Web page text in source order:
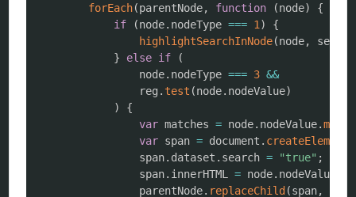
forEach(parentNode, function (node)
{
if
(node. nodeType === 1 )
{
highlightSearchInNode(node, search
}
else if
(
                node
. nodeType === 3 &&
                reg
. test (node. nodeValue)
)
{
var matches = node. nodeValue.match
var span = document . createElement
                span
. dataset . search = "true" ;
                span
. innerHTML = node. nodeValue
                parentNode
. replaceChild (span,